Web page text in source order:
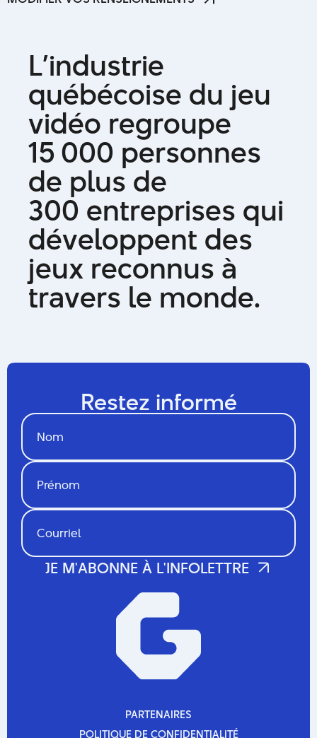
L’industrie
québécoise du jeu
vidéo regroupe
15000 personnes
de plusde
300 entreprises qui
développent des
jeux reconnus à
travers le monde.
Restez informé
PARTENAIRES
PARTENAIRES
POLITIQUE DE CONFIDENTIALITÉ